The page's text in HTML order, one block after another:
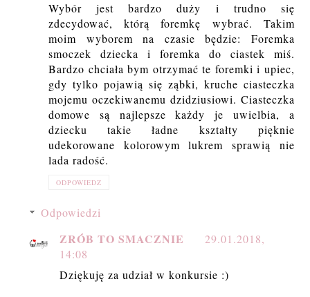
Wybór jest bardzo duży i trudno się
zdecydować, którą foremkę wybrać. Takim
moim wyborem na czasie będzie: Foremka
smoczek dziecka i foremka do ciastek miś.
Bardzo chciała bym otrzymać te foremki i upiec,
gdy tylko pojawią się ząbki, kruche ciasteczka
mojemu oczekiwanemu dzidziusiowi. Ciasteczka
domowe są najlepsze każdy je uwielbia, a
dziecku takie ładne kształty pięknie
udekorowane kolorowym lukrem sprawią nie
lada radość.
ODPOWIEDZ
Odpowiedzi
ZRÓB TO SMACZNIE
29.01.2018,
14:08
Dziękuję za udział w konkursie :)